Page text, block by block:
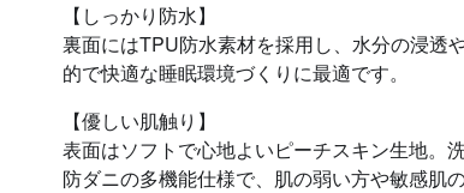
【しっかり防水】
裏面にはTPU防水素材を採用し、水分の浸透
的で快適な睡眠環境づくりに最適です。
【優しい肌触り】
表面はソフトで心地よいピーチスキン生地。
防ダニの多機能仕様で、肌の弱い方や敏感肌